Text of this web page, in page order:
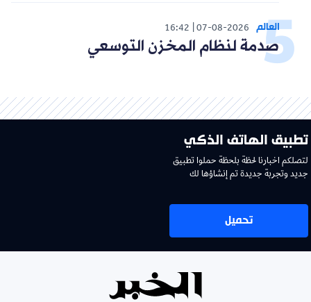
العالم 07-08-2026
16:42
صدمة لنظام المخزن التوسعي
تطبيق الهاتف الذكي
لتصلكم اخبارنا لحظة بلحظة حملوا تطبيق
جديد وتجربة جديدة تم إنشاؤها لك
تحميل